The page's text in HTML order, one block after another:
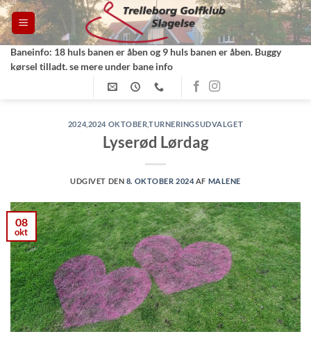
Fortsæt
til
indhold
Baneinfo: 18 huls banen er åben og 9 huls banen er åben. Buggy
kørsel tilladt. se mere under bane info
2024,2024 OKTOBERTURNERINGSUDVALGET
Lyserød Lørdag
UDGIVET DEN 8. OKTOBER 2024 AF MALENE
08
okt